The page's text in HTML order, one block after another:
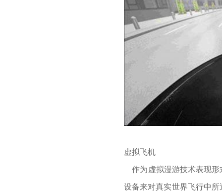
虚拟飞机
作为虚拟漫游技术表现形
设备来对真实世界飞行中